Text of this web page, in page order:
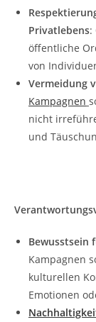
Privatlebens:
öffentliche
von
Vermeidung
Kampagnen
nicht
und
Bewusstsein
Kampagnen
kulturellen
Emotionen